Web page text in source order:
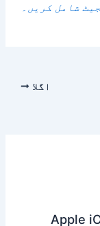
شامل کریں۔
اگلا
Apple